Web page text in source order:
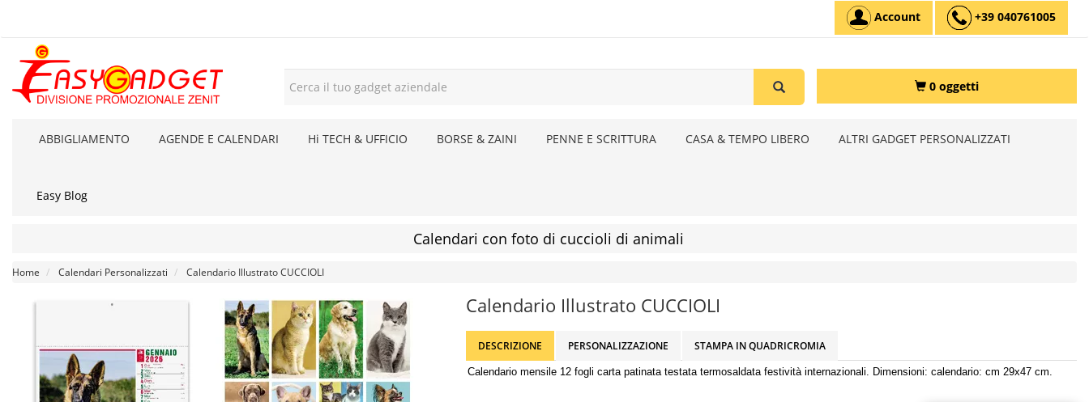
Account +39 040761005
0 oggetti
ABBIGLIAMENTO AGENDE E CALENDARI Hi TECH & UFFICIO BORSE & ZAINI PENNE E SCRITTURA CASA & TEMPO LIBERO ALTRI GADGET PERSONALIZZATI
Easy Blog
Calendari con foto di cuccioli di animali
Home Calendari Personalizzati Calendario Illustrato CUCCIOLI
Calendario Illustrato CUCCIOLI
DESCRIZIONE PERSONALIZZAZIONE STAMPA IN QUADRICROMIA
Calendario mensile 12 fogli carta patinata testata termosaldata festività internazionali. Dimensioni: calendario: cm 29x47 cm.